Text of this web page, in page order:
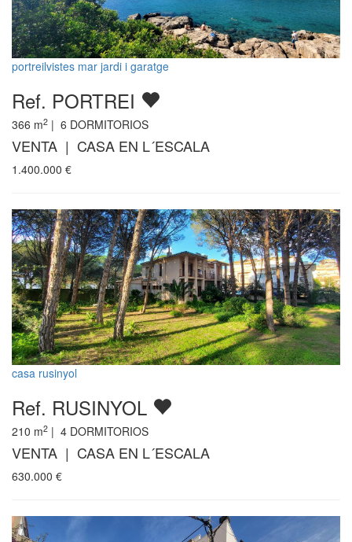
portreilvistes mar jardi i garatge
Ref. PORTREI
366 m2 | 6 DORMITORIOS
VENTA | CASA EN L´ESCALA
1.400.000 €
casa rusinyol
Ref. RUSINYOL
210 m2 | 4 DORMITORIOS
VENTA | CASA EN L´ESCALA
630.000 €